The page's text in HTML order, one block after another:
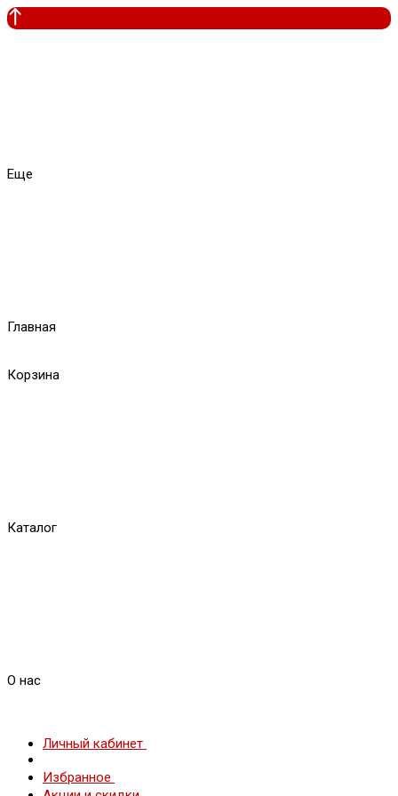
Еще
Главная
Корзина
Каталог
О нас
Личный кабинет
Избранное